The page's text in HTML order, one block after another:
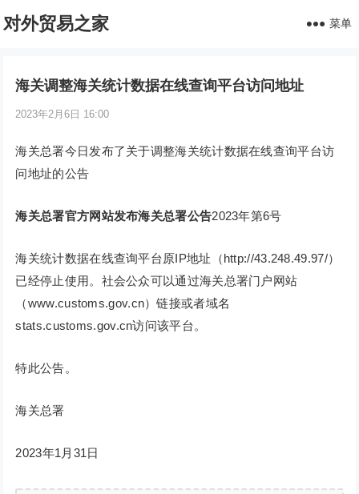
对外贸易之家 菜单
海关调整海关统计数据在线查询平台访问地址
2023年2月6日 16:00
海关总署今日发布了关于调整海关统计数据在线查询平台访
问地址的公告
海关总署官方网站发布海关总署公告2023年第6号
海关统计数据在线查询平台原IP地址（http://43.248.49.97/）
已经停止使用。社会公众可以通过海关总署门户网站
（www.customs.gov.cn）链接或者域名
stats.customs.gov.cn访问该平台。
特此公告。
海关总署
2023年1月31日